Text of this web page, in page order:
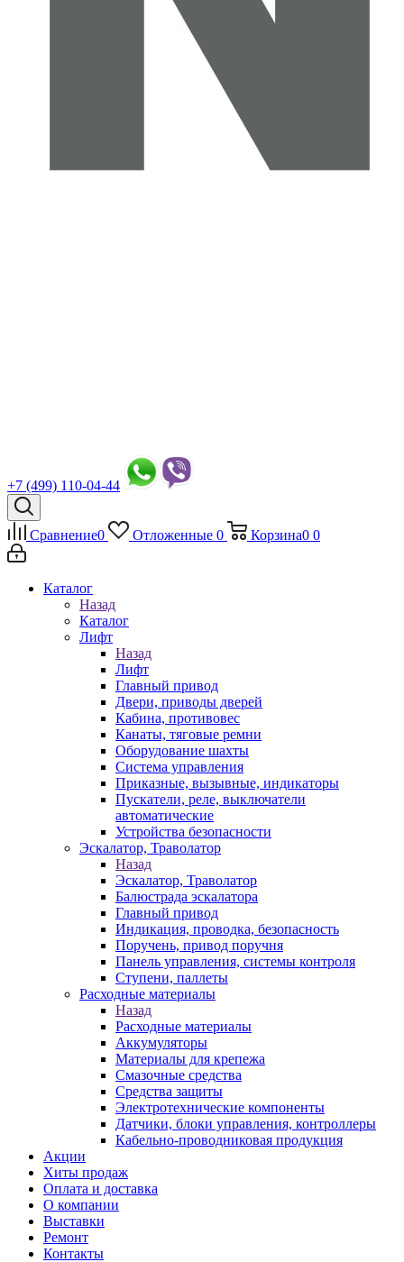
+7 (499) 110-04-44
Сравнение0 Отложенные 0 Корзина0 0
Каталог
Назад
Каталог
Лифт
Назад
Лифт
Главный привод
Двери, приводы дверей
Кабина, противовес
Канаты, тяговые ремни
Оборудование шахты
Система управления
Приказные, вызывные, индикаторы
Пускатели, реле, выключатели
автоматические
Устройства безопасности
Эскалатор, Траволатор
Назад
Эскалатор, Траволатор
Балюстрада эскалатора
Главный привод
Индикация, проводка, безопасность
Поручень, привод поручня
Панель управления, системы контроля
Ступени, паллеты
Расходные материалы
Назад
Расходные материалы
Аккумуляторы
Материалы для крепежа
Смазочные средства
Средства защиты
Электротехнические компоненты
Датчики, блоки управления, контроллеры
Кабельно-проводниковая продукция
Акции
Хиты продаж
Оплата и доставка
О компании
Выставки
Ремонт
Контакты